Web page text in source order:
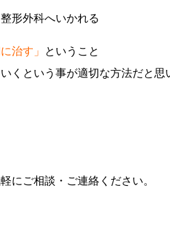
形外科へいかれる
治す」
ということ
くという事が適切な方法だと思
にご相談・ご連絡ください。